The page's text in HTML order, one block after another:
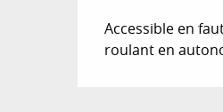
Accessible en
roulant en